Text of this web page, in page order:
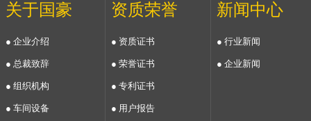
关于国豪
● 企业介绍
● 总裁致辞
● 组织机构
● 车间设备
资质荣誉
● 资质证书
● 荣誉证书
● 专利证书
● 用户报告
新闻中心
● 行业新闻
● 企业新闻